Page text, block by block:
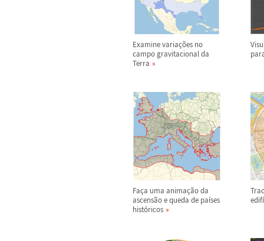
Examine variações no
campo gravitacional da
Terra
Faça uma animação da
ascensão e queda de países
históricos
edifí